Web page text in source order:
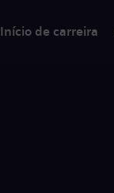
Início de carreira